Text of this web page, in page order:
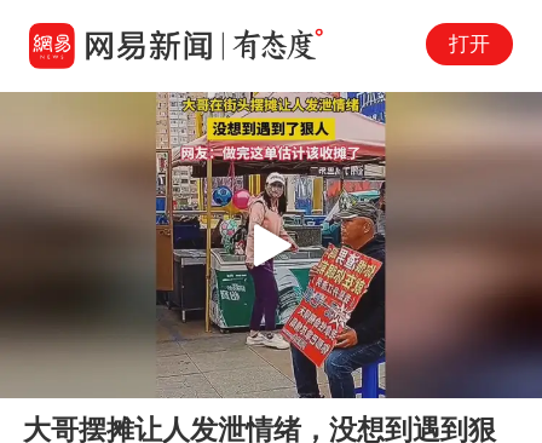
打开
Play
大哥摆摊让人发泄情绪，没想到遇到狠